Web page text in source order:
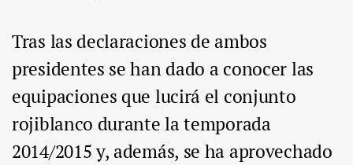
Tras las declaraciones de ambos
presidentes se han dado a conocer las
equipaciones que lucirá el conjunto
rojiblanco durante la temporada
2014/2015 y, además, se ha aprovechado